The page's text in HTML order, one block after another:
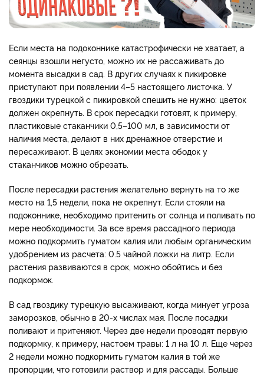
Если места на подоконнике катастрофически не хватает, а
сеянцы взошли негусто, можно их не рассаживать до
момента высадки в сад. В других случаях к пикировке
приступают при появлении 4–5 настоящего листочка. У
гвоздики турецкой с пикировкой спешить не нужно: цветок
должен окрепнуть. В срок пересадки готовят, к примеру,
пластиковые стаканчики 0,5–100 мл, в зависимости от
наличия места, делают в них дренажное отверстие и
пересаживают. В целях экономии места ободок у
стаканчиков можно обрезать.
После пересадки растения желательно вернуть на то же
место на 1,5 недели, пока не окрепнут. Если стояли на
подоконнике, необходимо притенить от солнца и поливать по
мере необходимости. За все время рассадного периода
можно подкормить гуматом калия или любым органическим
удобрением из расчета: 0.5 чайной ложки на литр. Если
растения развиваются в срок, можно обойтись и без
подкормок.
В сад гвоздику турецкую высаживают, когда минует угроза
заморозков, обычно в 20-х числах мая. После посадки
поливают и притеняют. Через две недели проводят первую
подкормку, к примеру, настоем травы: 1 л на 10 л. Еще через
2 недели можно подкормить гуматом калия в той же
пропорции, что готовили раствор и для рассады. Больше